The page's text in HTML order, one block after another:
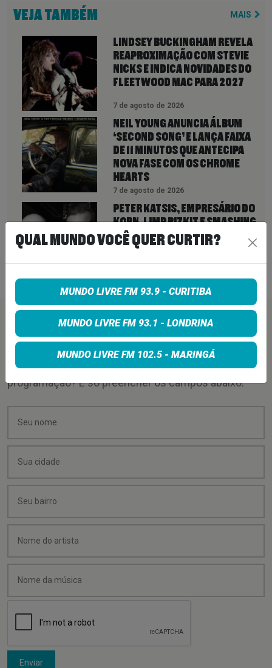
VEJA TAMBÉM MAIS
LINDSEY BUCKINGHAM REVELA
REAPROXIMAÇÃO COM STEVIE
NICKS E INDICA NOVIDADES DO
FLEETWOOD MAC PARA 2027
7 de agosto de 2026
NEIL YOUNG ANUNCIA ÁLBUM
‘SECOND SONG’ E LANÇA FAIXA
DE 11 MINUTOS QUE ANTECIPA
NOVA FASE COM OS CHROME
HEARTS
7 de agosto de 2026
PETER KATSIS, EMPRESÁRIO DO
KORN, LIMP BIZKIT E SMASHING
PUMPKINS, MORRE AOS 69 ANOS
PEÇA SUA MÚSICA
Quer sugerir uma música para rolar na minha
programação? É só preencher os campos abaixo:
Enviar
QUAL MUNDO VOCÊ QUER CURTIR?
MUNDO LIVRE FM 93.9 - CURITIBA
MUNDO LIVRE FM 93.1 - LONDRINA
MUNDO LIVRE FM 102.5 - MARINGÁ